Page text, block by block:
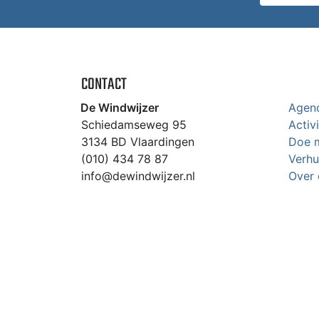
CONTACT
De Windwijzer
Schiedamseweg 95
3134 BD Vlaardingen
(010) 434 78 87
info@dewindwijzer.nl
Doe
Over